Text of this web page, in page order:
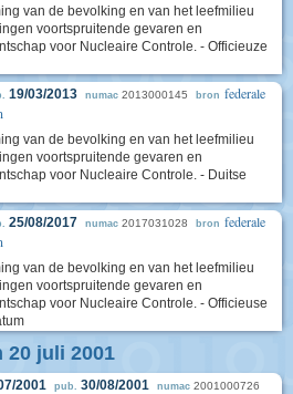
van de bevolking en van het leefmilieu
voortspruitende gevaren en
voor Nucleaire Controle. - Officieuze
19/03/2013 numac 2013000145 bron federale
van de bevolking en van het leefmilieu
voortspruitende gevaren en
voor Nucleaire Controle. - Duitse
25/08/2017 numac 2017031028 bron federale
van de bevolking en van het leefmilieu
voortspruitende gevaren en
voor Nucleaire Controle. - Officieuse
juli 2001
2001 pub. 30/08/2001 numac 2001000726